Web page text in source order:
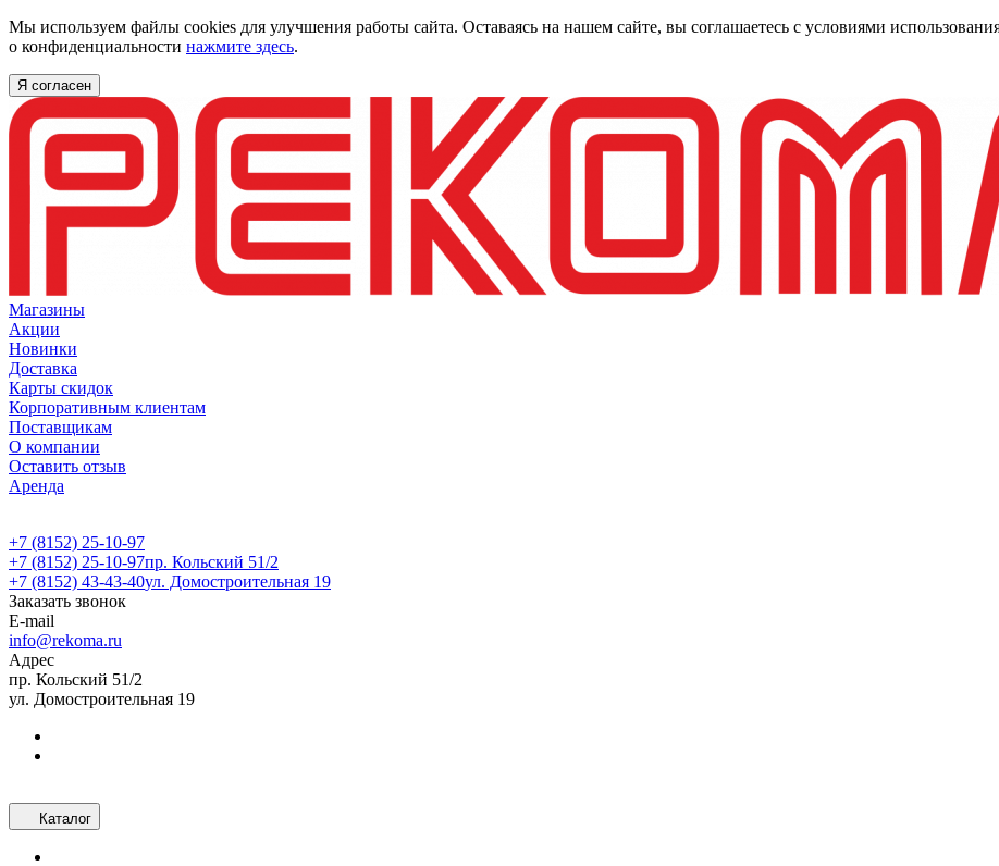
Мы используем файлы cookies для улучшения работы сайта. Оставаясь на нашем сайте, вы соглашаетесь с условиями
о конфиденциальности нажмите здесь.
Я согласен
Магазины
Акции
Новинки
Доставка
Карты скидок
Корпоративным клиентам
Поставщикам
О компании
Оставить отзыв
Аренда
+7 (8152) 25-10-97
+7 (8152) 25-10-97пр. Кольский 51/2
+7 (8152) 43-43-40ул. Домостроительная 19
Заказать звонок
E-mail
info@rekoma.ru
Адрес
пр. Кольский 51/2
ул. Домостроительная 19
Каталог